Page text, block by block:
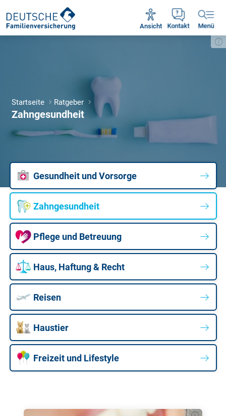
Kontakt
Ansicht Menü
Mo - Fr 09:00 - 18:30 Uhr
Startseite Ratgeber
Zahngesundheit
Gesundheit und Vorsorge
Zahngesundheit
Pflege und Betreuung
Haus, Haftung & Recht
Reisen
Haustier
Freizeit und Lifestyle